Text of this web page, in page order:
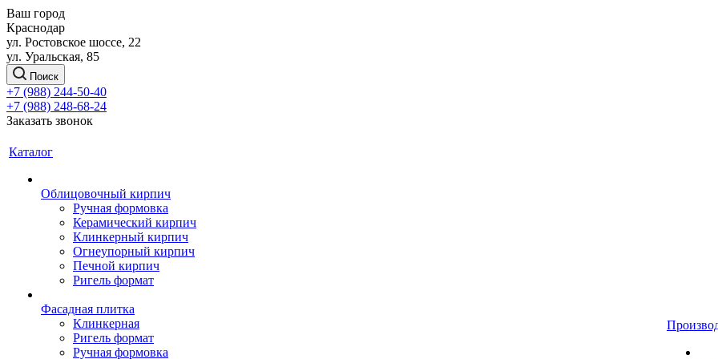
Ваш город
Краснодар
ул. Ростовское шоссе, 22
ул. Уральская, 85
Поиск
+7 (988) 244-50-40
+7 (988) 248-68-24
Заказать звонок
Каталог
Облицовочный кирпич
Ручная формовка
Керамический кирпич
Клинкерный кирпич
Огнеупорный кирпич
Печной кирпич
Ригель формат
Фасадная плитка
Клинкерная
Ригель формат
Ручная формовка